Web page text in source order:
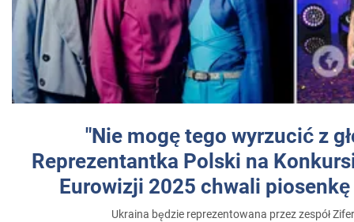
"Nie mogę tego wyrzucić z
Reprezentantka Polski na
Eurowizji 2025 chwali
Ukraina będzie reprezentowana przez zespół